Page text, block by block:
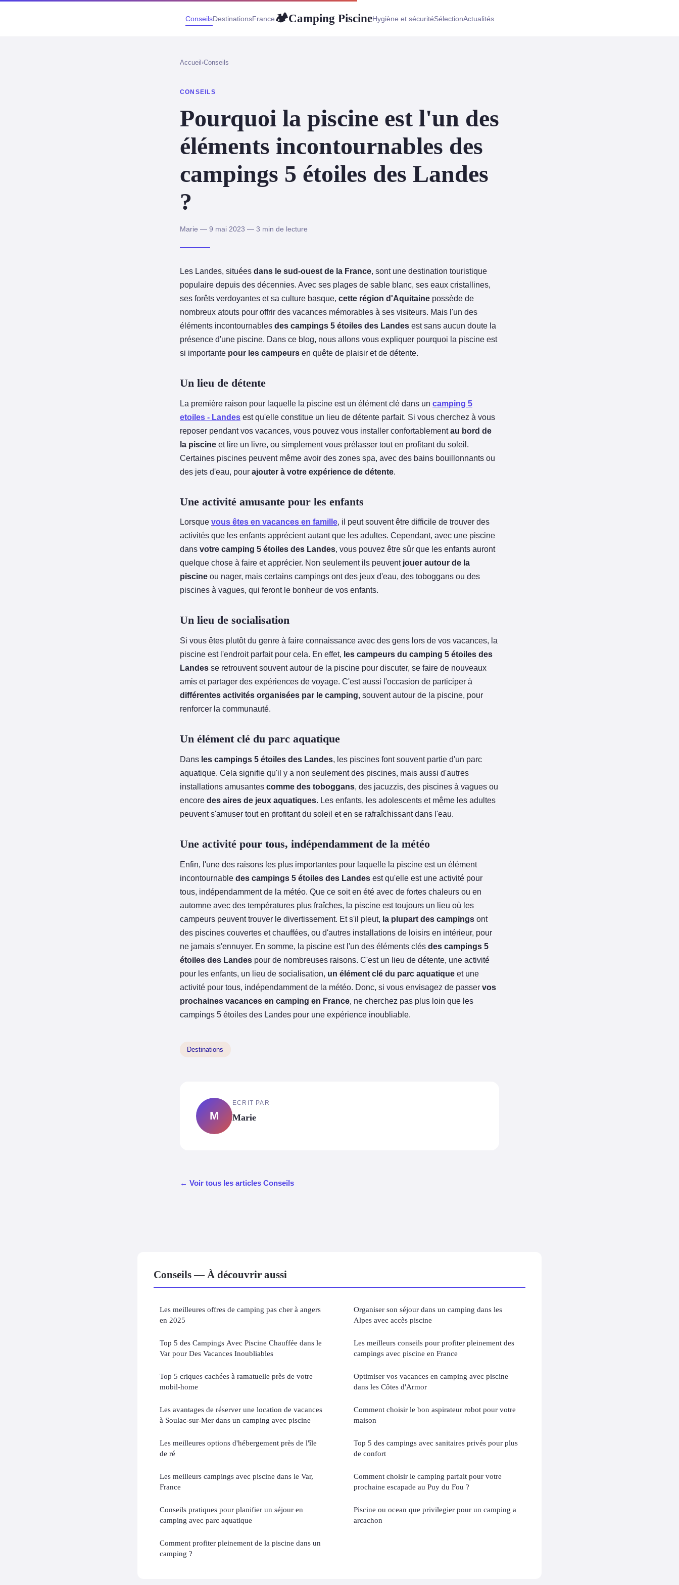
ConseilsDestinationsFrance🏕Camping PiscineHygiène et sécuritéSélectionActualités
Accueil ›Conseils
CONSEILS
Pourquoi la piscine est l'un des
éléments incontournables des
campings 5 étoiles des Landes
?
Marie — 9 mai 2023 — 3 min de lecture
Les Landes, situées dans le sud-ouest de la France, sont une destination touristique
populaire depuis des décennies. Avec ses plages de sable blanc, ses eaux cristallines,
ses forêts verdoyantes et sa culture basque, cette région d'Aquitaine possède de
nombreux atouts pour offrir des vacances mémorables à ses visiteurs. Mais l'un des
éléments incontournables des campings 5 étoiles des Landes est sans aucun doute la
présence d'une piscine. Dans ce blog, nous allons vous expliquer pourquoi la piscine est
si importante pour les campeurs en quête de plaisir et de détente.
Un lieu de détente
La première raison pour laquelle la piscine est un élément clé dans un camping 5
etoiles - Landes est qu'elle constitue un lieu de détente parfait. Si vous cherchez à vous
reposer pendant vos vacances, vous pouvez vous installer confortablementau bord de
la piscine et lire un livre, ou simplement vous prélasser tout en profitant du soleil.
Certaines piscines peuvent même avoir des zones spa, avec des bains bouillonnants ou
des jets d'eau, pour ajouter à votre expérience de détente.
Une activité amusante pour les enfants
Lorsque vous êtes en vacances en famille, il peut souvent être difficile de trouver des
activités que les enfants apprécient autant que les adultes. Cependant, avec une piscine
dans votre camping 5 étoiles des Landes, vous pouvez être sûr que les enfants auront
quelque chose à faire et apprécier. Non seulement ils peuvent jouer autour de la
piscine ou nager, mais certains campings ont des jeux d'eau, des toboggans ou des
piscines à vagues, qui feront le bonheur de vos enfants.
Un lieu de socialisation
Si vous êtes plutôt du genre à faire connaissance avec des gens lors de vos vacances, la
piscine est l'endroit parfait pour cela. En effet, les campeurs du camping 5 étoiles des
Landes se retrouvent souvent autour de la piscine pour discuter, se faire de nouveaux
amis et partager des expériences de voyage. C'est aussi l'occasion de participer à
différentes activités organisées par le camping, souvent autour de la piscine, pour
renforcer la communauté.
Un élément clé du parc aquatique
Dans les campings 5 étoiles des Landes, les piscines font souvent partie d'un parc
aquatique. Cela signifie qu'il y a non seulement des piscines, mais aussi d'autres
installations amusantes comme des toboggans, des jacuzzis, des piscines à vagues ou
encore des aires de jeux aquatiques. Les enfants, les adolescents et même les adultes
peuvent s'amuser tout en profitant du soleil et en se rafraîchissant dans l'eau.
Une activité pour tous, indépendamment de la météo
Enfin, l'une des raisons les plus importantes pour laquelle la piscine est un élément
incontournable des campings 5 étoiles des Landes est qu'elle est une activité pour
tous, indépendamment de la météo. Que ce soit en été avec de fortes chaleurs ou en
automne avec des températures plus fraîches, la piscine est toujours un lieu où les
campeurs peuvent trouver le divertissement. Et s'il pleut, la plupart des campings ont
des piscines couvertes et chauffées, ou d'autres installations de loisirs en intérieur, pour
ne jamais s'ennuyer. En somme, la piscine est l'un des éléments clés des campings 5
étoiles des Landes pour de nombreuses raisons. C'est un lieu de détente, une activité
pour les enfants, un lieu de socialisation, un élément clé du parc aquatique et une
activité pour tous, indépendamment de la météo. Donc, si vous envisagez de passer vos
prochaines vacances en camping en France, ne cherchez pas plus loin que les
campings 5 étoiles des Landes pour une expérience inoubliable.
Destinations
M
ECRIT PAR
Marie
← Voir tous les articles Conseils
Conseils — À découvrir aussi
Les meilleures offres de camping pas cher à angers
en 2025
Top 5 des Campings Avec Piscine Chauffée dans le
Var pour Des Vacances Inoubliables
Top 5 criques cachées à ramatuelle près de votre
mobil-home
Les avantages de réserver une location de vacances
à Soulac-sur-Mer dans un camping avec piscine
Les meilleures options d'hébergement près de l'île
de ré
Les meilleurs campings avec piscine dans le Var,
France
Conseils pratiques pour planifier un séjour en
camping avec parc aquatique
Comment profiter pleinement de la piscine dans un
camping ?
Organiser son séjour dans un camping dans les
Alpes avec accès piscine
Les meilleurs conseils pour profiter pleinement des
campings avec piscine en France
Optimiser vos vacances en camping avec piscine
dans les Côtes d'Armor
Comment choisir le bon aspirateur robot pour votre
maison
Top 5 des campings avec sanitaires privés pour plus
de confort
Comment choisir le camping parfait pour votre
prochaine escapade au Puy du Fou ?
Piscine ou ocean que privilegier pour un camping a
arcachon